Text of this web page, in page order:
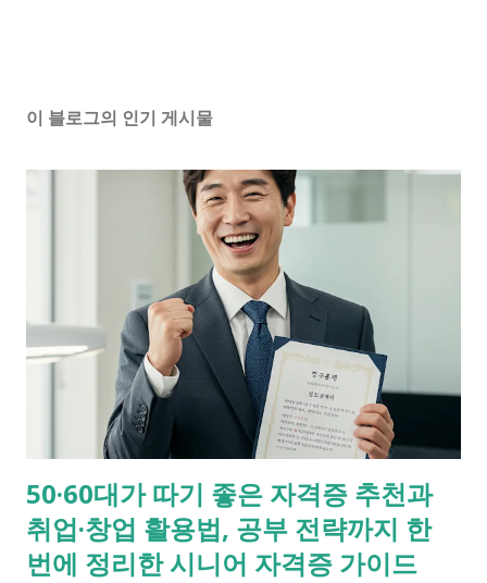
이 블로그의 인기 게시물
50·60대가 따기 좋은 자격증 추천과
취업·창업 활용법, 공부 전략까지 한
번에 정리한 시니어 자격증 가이드